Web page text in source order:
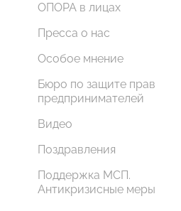
ОПОРА в лицах
Пресса о нас
Особое мнение
Бюро по защите прав
предпринимателей
Видео
Поздравления
Поддержка МСП.
Антикризисные меры